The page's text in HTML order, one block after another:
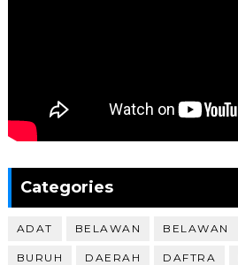
Categories
ADAT BELAWAN BELAWAN
BURUH DAERAH DAFTRA